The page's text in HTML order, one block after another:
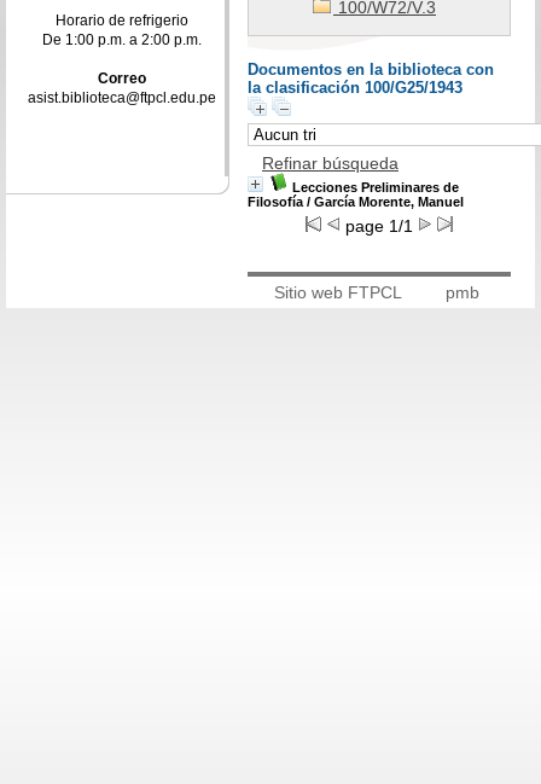
100/W72/V.3
Documentos en la biblioteca con
la clasificación 100/G25/1943
Refinar búsqueda
Lecciones Preliminares de
Filosofía / García Morente, Manuel
page 1/1
Sitio web FTPCL pmb
Horario de refrigerio
De 1:00 p.m. a 2:00 p.m.
Correo
asist.biblioteca@ftpcl.edu.pe